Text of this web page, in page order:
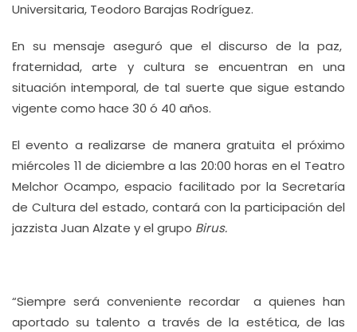
Universitaria, Teodoro Barajas Rodríguez.
En su mensaje aseguró que el discurso de la paz,
fraternidad, arte y cultura se encuentran en una
situación intemporal, de tal suerte que sigue estando
vigente como hace 30 ó 40 años.
El evento a realizarse de manera gratuita el próximo
miércoles 11 de diciembre a las 20:00 horas en el Teatro
Melchor Ocampo, espacio facilitado por la Secretaría
de Cultura del estado, contará con la participación del
jazzista Juan Alzate y el grupo Birus.
“Siempre será conveniente recordar a quienes han
aportado su talento a través de la estética, de las